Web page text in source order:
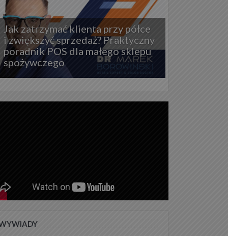
Jak zatrzymać klienta przy półce
i zwiększyć sprzedaż? Praktyczny
poradnik POS dla małego sklepu
spożywczego